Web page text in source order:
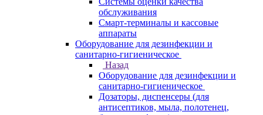
обслуживания
Смарт-терминалы и кассовые
аппараты
Оборудование для дезинфекции и
санитарно-гигиеническое
Назад
Оборудование для дезинфекции и
санитарно-гигиеническое
Дозаторы, диспенсеры (для
антисептиков, мыла, полотенец,